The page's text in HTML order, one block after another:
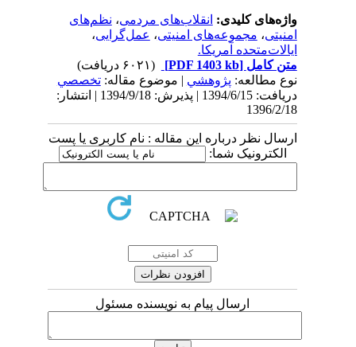
واژه‌های کلیدی:انقلاب‌های مردمی،نظم‌های
امنیتی،مجموعه‌های امنیتی،عمل‌گرایی،
ایالات‌متحده آمریکا.
متن کامل[PDF 1403 kb]
نوع مطالعه:پژوهشي| موضوع مقاله:تخصصي
دریافت: 1394/6/15 | پذیرش: 1394/9/18 | انتشار:
1396/2/18
ارسال نظر درباره این مقاله : نام کاربری یا پست
الکترونیک شما:
ارسال پیام به نویسنده مسئول